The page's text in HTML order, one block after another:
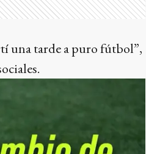
una tarde a puro fútbol”,